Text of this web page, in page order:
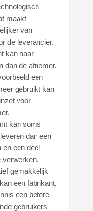
maakt
van
de leverancier.
kan haar
dan de afnemer.
een
gebruikt kan
voor
kan soms
dan een
en een deel
verwerken.
gemakkelijk
een fabrikant,
een betere
gebruikers